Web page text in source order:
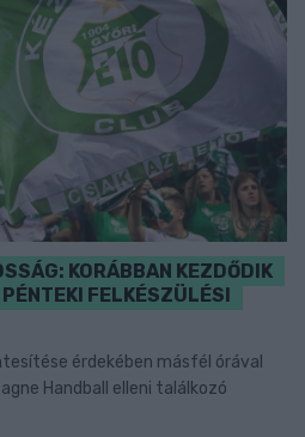
KORÁBBAN KEZDŐDIK
FELKÉSZÜLÉSI
érdekében másfél órával
Handball elleni találkozó